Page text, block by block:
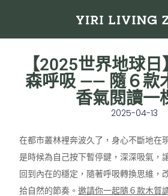
【2025世界地球
森呼吸 —— 隨６款
香氣閱讀一
2025-04-13
在都市叢林裡奔波久了，身心不斷地在
是時候為自己按下暫停鍵，深深吸氣，
回到內在的穩定，隨著呼吸轉換思維，
拾自然的節奏。邀請你一起隨６款木質